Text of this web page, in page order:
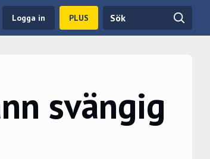
Logga in PLUS
svängig